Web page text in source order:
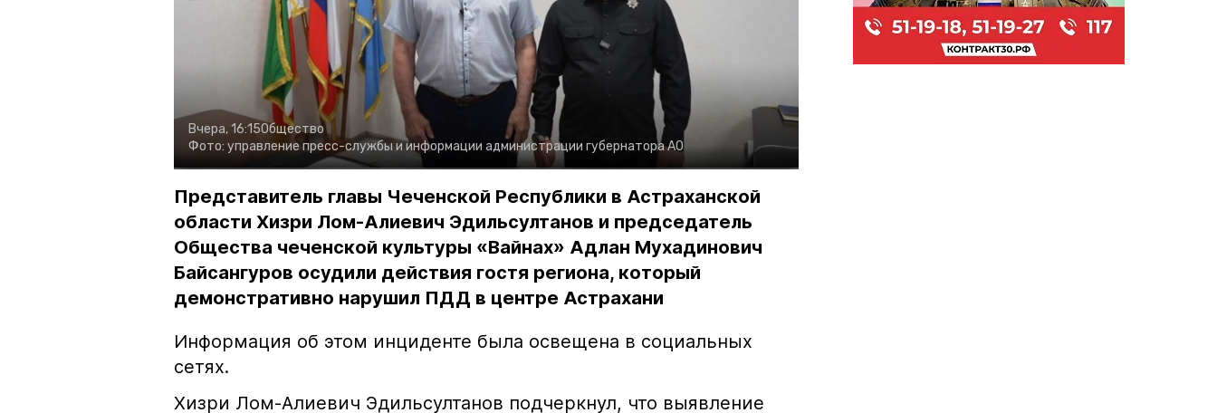
Вчера, 16:15Общество
Фото: управление пресс-службы и информации администрации губернатора АО
Представитель главы Чеченской Республики в Астраханской
области Хизри Лом-Алиевич Эдильсултанов и председатель
Общества чеченской культуры «Вайнах» Адлан Мухадинович
Байсангуров осудили действия гостя региона, который
демонстративно нарушил ПДД в центре Астрахани
Информация об этом инциденте была освещена в социальных
сетях.
Хизри Лом-Алиевич Эдильсултанов подчеркнул, что выявление